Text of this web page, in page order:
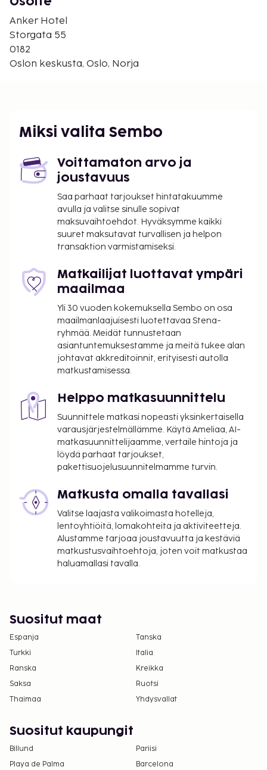
Pysäköintimaksu läheisellä pysäköintipaikalla:
420 NOK per yö
Yllä oleva luettelo ei ehkä kata kaikkea. Maksut ja
takuumaksut eivät välttämättä sisällä veroja, ja ne
Anker Hotel
Storgata 55
0182
Oslon keskusta, Oslo, Norja
Miksi valita Sembo
Voittamaton arvo ja
joustavuus
Saa parhaat tarjoukset hintatakuumme
avulla ja valitse sinulle sopivat
maksuvaihtoehdot. Hyväksymme kaikki
suuret maksutavat turvallisen ja helpon
transaktion varmistamiseksi.
Matkailijat luottavat ympäri
maailmaa
Yli 30 vuoden kokemuksella Sembo on osa
maailmanlaajuisesti luotettavaa Stena-
ryhmää. Meidät tunnustetaan
asiantuntemuksestamme ja meitä tukee alan
johtavat akkreditoinnit, erityisesti autolla
matkustamisessa.
Helppo matkasuunnittelu
Suunnittele matkasi nopeasti yksinkertaisella
varausjärjestelmällämme. Käytä Ameliaa, AI-
matkasuunnittelijaamme, vertaile hintoja ja
löydä parhaat tarjoukset,
pakettisuojelusuunnitelmamme turvin.
Matkusta omalla tavallasi
Valitse laajasta valikoimasta hotelleja,
lentoyhtiöitä, lomakohteita ja aktiviteetteja.
Alustamme tarjoaa joustavuutta ja kestäviä
matkustusvaihtoehtoja, joten voit matkustaa
haluamallasi tavalla.
Suositut maat
Espanja
Tanska
Turkki
Italia
Ranska
Kreikka
Saksa
Ruotsi
Thaimaa
Yhdysvallat
Suositut kaupungit
Billund
Pariisi
Playa de Palma
Barcelona